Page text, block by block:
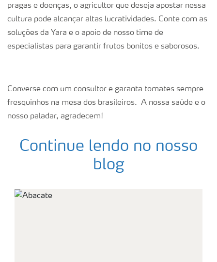
pragas e doenças, o agricultor que deseja apostar nessa
cultura pode alcançar altas lucratividades. Conte com as
soluções da Yara e o apoio de nosso time de
especialistas para garantir frutos bonitos e saborosos.
Converse com um consultor e garanta tomates sempre
fresquinhos na mesa dos brasileiros. A nossa saúde e o
nosso paladar, agradecem!
Continue lendo no nosso
blog